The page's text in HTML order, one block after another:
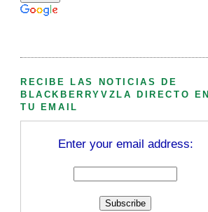
RECIBE LAS NOTICIAS DE
BLACKBERRYVZLA DIRECTO EN
TU EMAIL
Enter your email address: